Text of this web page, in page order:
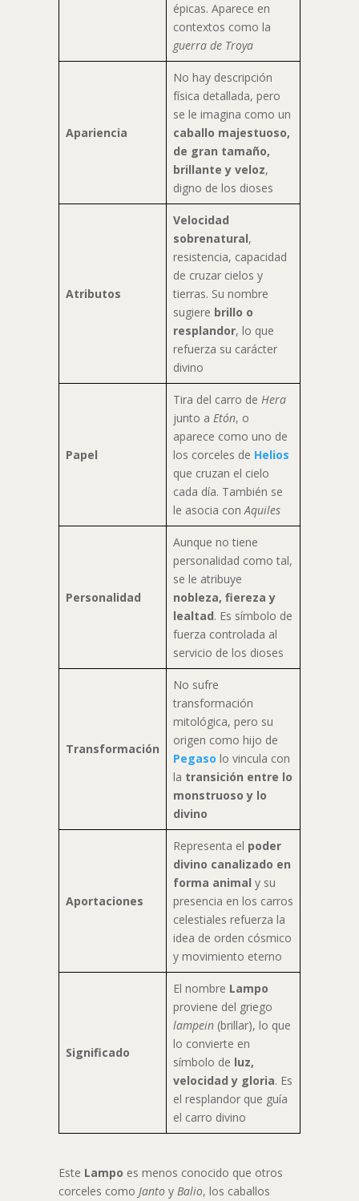
épicas. Aparece en
contextos como la
guerra de Troya
Apariencia
No hay descripción
física detallada, pero
se le imagina como un
caballo majestuoso,
de gran tamaño,
brillante y veloz,
digno de los dioses
Atributos
Velocidad
sobrenatural,
resistencia, capacidad
de cruzar cielos y
tierras. Su nombre
sugiere brillo o
resplandor, lo que
refuerza su carácter
divino
Papel
Tira del carro de Hera
junto a Etón, o
aparece como uno de
los corceles de Helios
que cruzan el cielo
cada día. También se
le asocia conAquiles
Personalidad
Aunque no tiene
personalidad como tal,
se le atribuye
nobleza, fiereza y
lealtad. Es símbolo de
fuerza controlada al
servicio de los dioses
Transformación
No sufre
transformación
mitológica, pero su
origen como hijo de
Pegaso lo vincula con
la transición entre lo
monstruoso y lo
divino
Aportaciones
Representa el poder
divino canalizado en
forma animal y su
presencia en los carros
celestiales refuerza la
idea de orden cósmico
y movimiento eterno
Significado
El nombre Lampo
proviene del griego
lampein(brillar), lo que
lo convierte en
símbolo de luz,
velocidad y gloria. Es
el resplandor que guía
el carro divino
Este Lampo es menos conocido que otros
corceles como Janto y Balio, los caballos